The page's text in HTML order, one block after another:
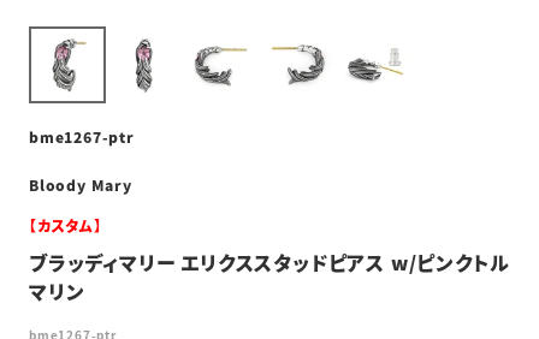
bme1267-ptr
Bloody Mary
【カスタム】
ブラッディマリー エリクススタッドピアス w/ピンクトル
マリン
bme1267-ptr